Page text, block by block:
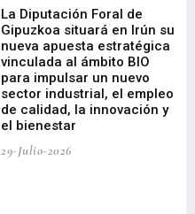
La Diputación Foral de
Gipuzkoa situará en Irún su
nueva apuesta estratégica
vinculada al ámbito BIO
para impulsar un nuevo
sector industrial, el empleo
de calidad, la innovación y
el bienestar
29-Julio-2026